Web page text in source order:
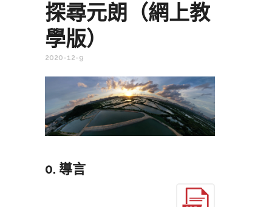
探尋元朗（網上教
學版）
2020-12-9
0. 導言